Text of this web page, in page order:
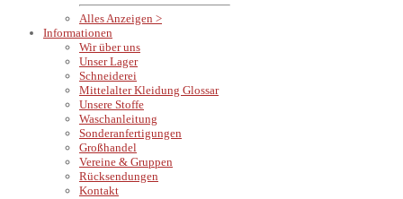
Alles Anzeigen >
Informationen
Wir über uns
Unser Lager
Schneiderei
Mittelalter Kleidung Glossar
Unsere Stoffe
Waschanleitung
Sonderanfertigungen
Großhandel
Vereine & Gruppen
Rücksendungen
Kontakt